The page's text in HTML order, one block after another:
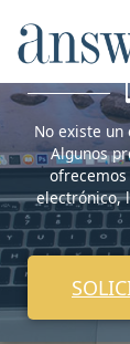
No existe un
Algunos
electrónico,